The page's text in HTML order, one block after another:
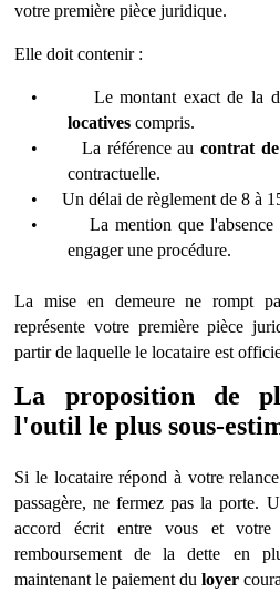
votre première pièce juridique.
Elle doit contenir :
• Le montant exact de la
locatives compris.
•
La référence aucontrat
contractuelle.
•
Un délai de règlement de 8 à
•
La mention que
engager une procédure.
La mise en demeure ne rompt
représente votre première pièce
partir de laquelle le locataire est
La proposition de
l'outil le plus sous-
Si le locataire répond à votre
passagère, ne fermez pas la porte.
accord écrit entre vous et
remboursement de la dette en
maintenant le paiement duloyer